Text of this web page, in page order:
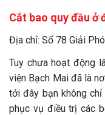
Cắt bao quy đầu ở
Địa chỉ: Số 78 Giải
Tuy chưa hoạt động
viện Bạch Mai đã là
tới đây bạn không
phục vụ điều trị các